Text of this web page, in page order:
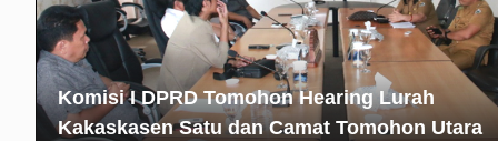
Komisi I DPRD Tomohon Hearing Lurah
Kakaskasen Satu dan Camat Tomohon Utara